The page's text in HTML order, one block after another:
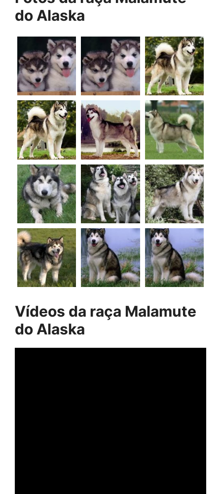
do Alaska
Vídeos da raça Malamute
do Alaska